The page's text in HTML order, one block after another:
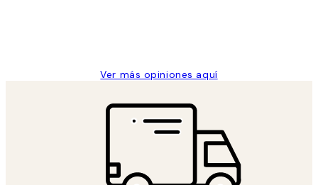
Ver más opiniones aquí